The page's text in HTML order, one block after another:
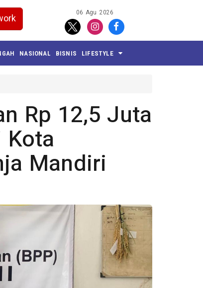
06 Agu 2026
NASIONAL BISNIS LIFESTYLE
Rp 12,5 Juta
Kota
Mandiri